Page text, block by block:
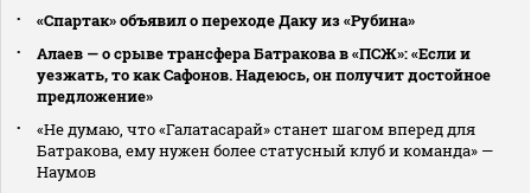
«Спартак» объявил о переходе Даку из «Рубина»
Алаев — о срыве трансфера Батракова в «ПСЖ»: «Если и
уезжать, то как Сафонов. Надеюсь, он получит достойное
предложение»
«Не думаю, что «Галатасарай» станет шагом вперед для
Батракова, ему нужен более статусный клуб и команда» —
Наумов